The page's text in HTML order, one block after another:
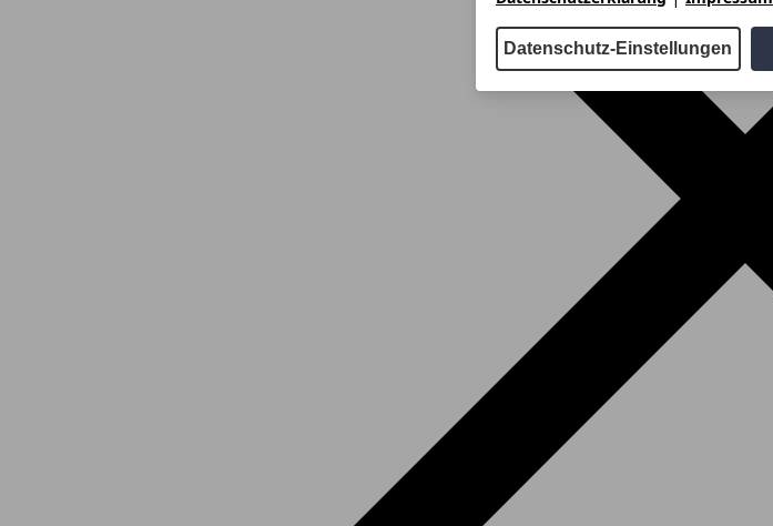
Datenschutz-Einstellungen